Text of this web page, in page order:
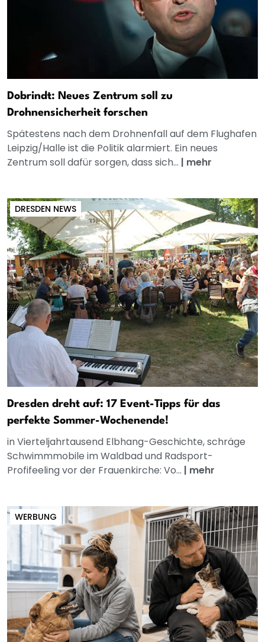
Dobrindt: Neues Zentrum soll zu
Drohnensicherheit forschen
Spätestens nach dem Drohnenfall auf dem Flughafen
Leipzig/Halle ist die Politik alarmiert. Ein neues
Zentrum soll dafür sorgen, dass sich... | mehr
DRESDEN NEWS
Dresden dreht auf: 17 Event-Tipps für das
perfekte Sommer-Wochenende!
in Vierteljahrtausend Elbhang-Geschichte, schräge
Schwimmmobile im Waldbad und Radsport-
Profifeeling vor der Frauenkirche: Vo... | mehr
WERBUNG